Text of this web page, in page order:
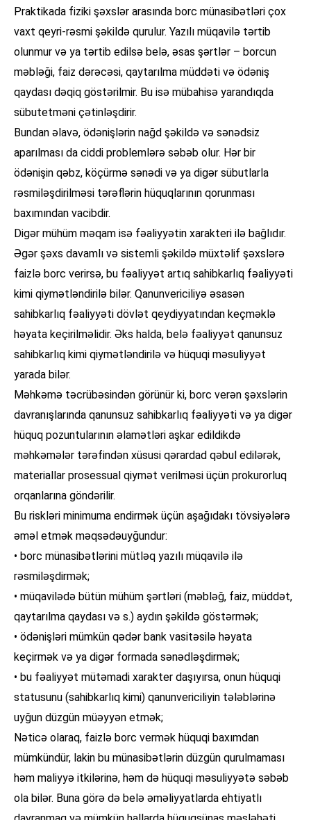
Praktikada fiziki şəxslər arasında borc münasibətləri çox
vaxt qeyri-rəsmi şəkildə qurulur. Yazılı müqavilə tərtib
olunmur və ya tərtib edilsə belə, əsas şərtlər – borcun
məbləği, faiz dərəcəsi, qaytarılma müddəti və ödəniş
qaydası dəqiq göstərilmir. Bu isə mübahisə yarandıqda
sübutetməni çətinləşdirir.
Bundan əlavə, ödənişlərin nağd şəkildə və sənədsiz
aparılması da ciddi problemlərə səbəb olur. Hər bir
ödənişin qəbz, köçürmə sənədi və ya digər sübutlarla
rəsmiləşdirilməsi tərəflərin hüquqlarının qorunması
baxımından vacibdir.
Digər mühüm məqam isə fəaliyyətin xarakteri ilə bağlıdır.
Əgər şəxs davamlı və sistemli şəkildə müxtəlif şəxslərə
faizlə borc verirsə, bu fəaliyyət artıq sahibkarlıq fəaliyyəti
kimi qiymətləndirilə bilər. Qanunvericiliyə əsasən
sahibkarlıq fəaliyyəti dövlət qeydiyyatından keçməklə
həyata keçirilməlidir. Əks halda, belə fəaliyyət qanunsuz
sahibkarlıq kimi qiymətləndirilə və hüquqi məsuliyyət
yarada bilər.
Məhkəmə təcrübəsindən görünür ki, borc verən şəxslərin
davranışlarında qanunsuz sahibkarlıq fəaliyyəti və ya digər
hüquq pozuntularının əlamətləri aşkar edildikdə
məhkəmələr tərəfindən xüsusi qərardad qəbul edilərək,
materiallar prosessual qiymət verilməsi üçün prokurorluq
orqanlarına göndərilir.
Bu riskləri minimuma endirmək üçün aşağıdakı tövsiyələrə
əməl etmək məqsədəuyğundur:
• borc münasibətlərini mütləq yazılı müqavilə ilə
rəsmiləşdirmək;
• müqavilədə bütün mühüm şərtləri (məbləğ, faiz, müddət,
qaytarılma qaydası və s.) aydın şəkildə göstərmək;
• ödənişləri mümkün qədər bank vasitəsilə həyata
keçirmək və ya digər formada sənədləşdirmək;
• bu fəaliyyət mütəmadi xarakter daşıyırsa, onun hüquqi
statusunu (sahibkarlıq kimi) qanunvericiliyin tələblərinə
uyğun düzgün müəyyən etmək;
Nəticə olaraq, faizlə borc vermək hüquqi baxımdan
mümkündür, lakin bu münasibətlərin düzgün qurulmaması
həm maliyyə itkilərinə, həm də hüquqi məsuliyyətə səbəb
ola bilər. Buna görə də belə əməliyyatlarda ehtiyatlı